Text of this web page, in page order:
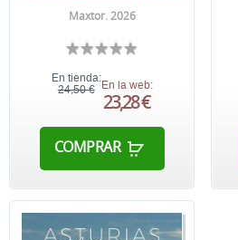
Maxtor. 2026
En tienda:
24,50 € En la web:
23,28 €
COMPRAR